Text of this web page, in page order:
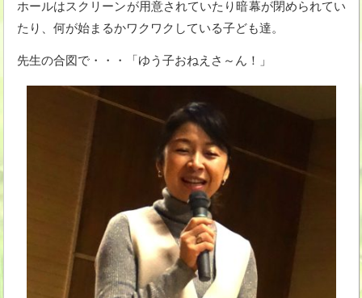
今月の活動
ホールはスクリーンが用意されていたり暗幕が閉められてい
たり、何が始まるかワクワクしている子ども達。
先生の合図で・・・「ゆう子おねえさ～ん！」